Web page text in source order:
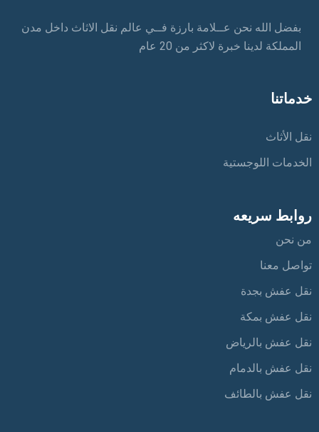
بفضل الله نحن عــلامة بارزة فــي عالم نقل الاثاث داخل مدن
المملكة لدينا خبرة لاكثر من 20 عام
خدماتنا
نقل الأثاث
الخدمات اللوجستية
روابط سريعه
من نحن
تواصل معنا
نقل عفش بجدة
نقل عفش بمكة
نقل عفش بالرياض
نقل عفش بالدمام
نقل عفش بالطائف